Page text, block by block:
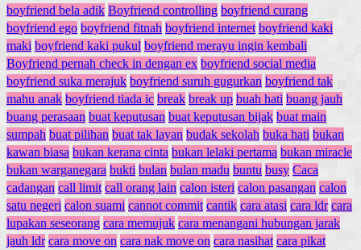
boyfriend bela adik Boyfriend controlling boyfriend curang
boyfriend ego boyfriend fitnah boyfriend internet boyfriend kaki
maki boyfriend kaki pukul boyfriend merayu ingin kembali
Boyfriend pernah check in dengan ex boyfriend social media
boyfriend suka merajuk boyfriend suruh gugurkan boyfriend tak
mahu anak boyfriend tiada ic break break up buah hati buang jauh
buang perasaan buat keputusan buat keputusan bijak buat main
sumpah buat pilihan buat tak layan budak sekolah buka hati bukan
kawan biasa bukan kerana cinta bukan lelaki pertama bukan miracle
bukan warganegara bukti bulan bulan madu buntu busy Caca
cadangan call limit call orang lain calon isteri calon pasangan calon
satu negeri calon suami cannot commit cantik cara atasi cara ldr cara
lupakan seseorang cara memujuk cara menangani hubungan jarak
jauh ldr cara move on cara nak move on cara nasihat cara pikat